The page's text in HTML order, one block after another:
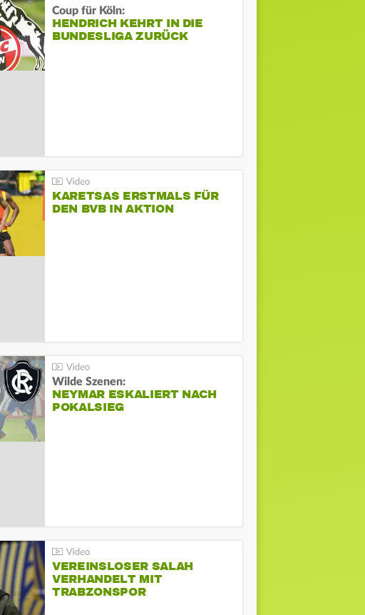
Coup für Köln:
HENDRICH KEHRT IN DIE
BUNDESLIGA ZURÜCK
KARETSAS ERSTMALS FÜR
DEN BVB IN AKTION
Wilde Szenen:
NEYMAR ESKALIERT NACH
POKALSIEG
VEREINSLOSER SALAH
VERHANDELT MIT
TRABZONSPOR